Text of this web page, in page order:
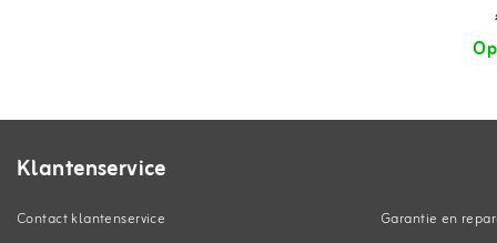
Klantenservice
Contact klantenservice
Garantie en